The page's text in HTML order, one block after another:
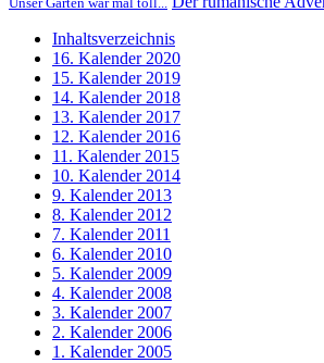
Unser Garten war mal toll...
Inhaltsverzeichnis
16. Kalender 2020
15. Kalender 2019
14. Kalender 2018
13. Kalender 2017
12. Kalender 2016
11. Kalender 2015
10. Kalender 2014
9. Kalender 2013
8. Kalender 2012
7. Kalender 2011
6. Kalender 2010
5. Kalender 2009
4. Kalender 2008
3. Kalender 2007
2. Kalender 2006
1. Kalender 2005